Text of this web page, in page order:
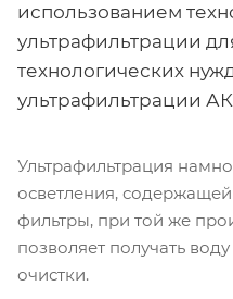
использованием
ультрафильтрации
технологических
ультрафильтрации
Ультрафильтрация
осветления,
фильтры, при той же
позволяет получать
очистки.